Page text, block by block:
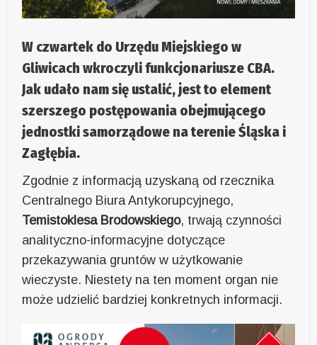
W czwartek do Urzędu Miejskiego w
Gliwicach wkroczyli funkcjonariusze CBA.
Jak udało nam się ustalić, jest to element
szerszego postępowania obejmującego
jednostki samorządowe na terenie Śląska i
Zagłębia.
Zgodnie z informacją uzyskaną od rzecznika
Centralnego Biura Antykorupcyjnego,
Temistoklesa Brodowskiego, trwają czynności
analityczno-informacyjne dotyczące
przekazywania gruntów w użytkowanie
wieczyste. Niestety na ten moment organ nie
może udzielić bardziej konkretnych informacji.